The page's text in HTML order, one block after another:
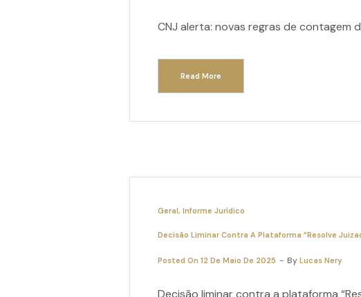
CNJ alerta: novas regras de contagem
Read More
Geral Informe Jurídico
Decisão Liminar Contra A Plataforma “Resolve
Posted On 12 De Maio De 2025 By Lucas Nery
Decisão liminar contra a plataforma